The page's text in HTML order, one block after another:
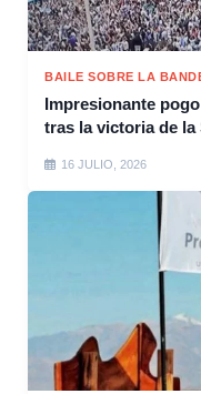
BAILE SOBRE LA
Impresionante
tras la victoria de
16 JULIO, 2026